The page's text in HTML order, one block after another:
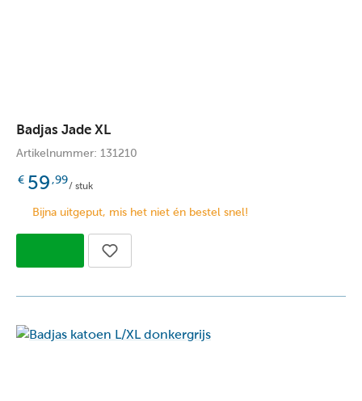
Badjas Jade XL
Artikelnummer: 131210
€ 59 ,99
/ stuk
Bijna uitgeput, mis het niet én bestel snel!